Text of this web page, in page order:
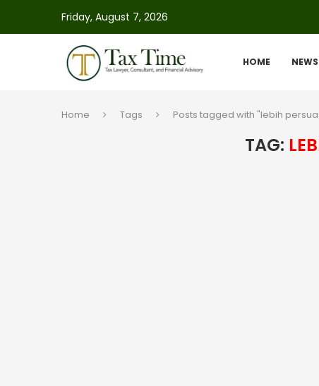
Friday, August 7, 2026
HOME NEWS
Home Tags Posts tagged with "lebih
TAG: